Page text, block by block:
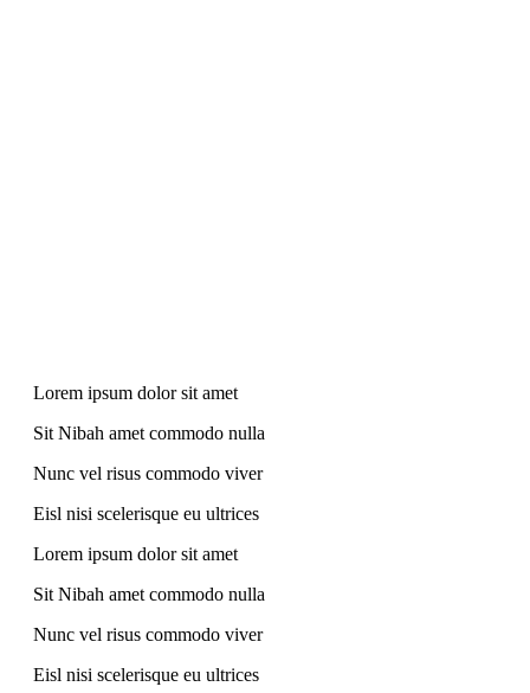
Lorem ipsum dolor sit amet
Sit Nibah amet commodo nulla
Nunc vel risus commodo viver
Eisl nisi scelerisque eu ultrices
Lorem ipsum dolor sit amet
Sit Nibah amet commodo nulla
Nunc vel risus commodo viver
Eisl nisi scelerisque eu ultrices